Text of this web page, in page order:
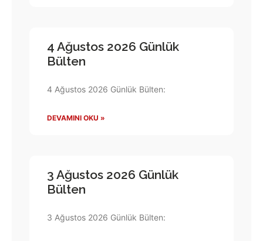
4 Ağustos 2026 Günlük
Bülten
4 Ağustos 2026 Günlük Bülten:
DEVAMINI OKU »
3 Ağustos 2026 Günlük
Bülten
3 Ağustos 2026 Günlük Bülten: